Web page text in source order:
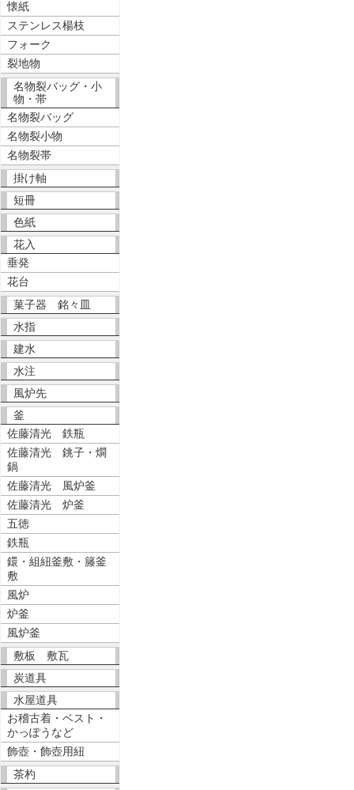
懐紙
ステンレス楊枝
フォーク
裂地物
名物裂バッグ・小
物・帯
名物裂バッグ
名物裂小物
名物裂帯
掛け軸
短冊
色紙
花入
垂発
花台
菓子器 銘々皿
水指
建水
水注
風炉先
釜
佐藤清光 鉄瓶
佐藤清光 銚子・燗
鍋
佐藤清光 風炉釜
佐藤清光 炉釜
五徳
鉄瓶
鐶・組紐釜敷・籐釜
敷
風炉
炉釜
風炉釜
敷板 敷瓦
炭道具
水屋道具
お稽古着・ベスト・
かっぽうなど
飾壺・飾壺用紐
茶杓